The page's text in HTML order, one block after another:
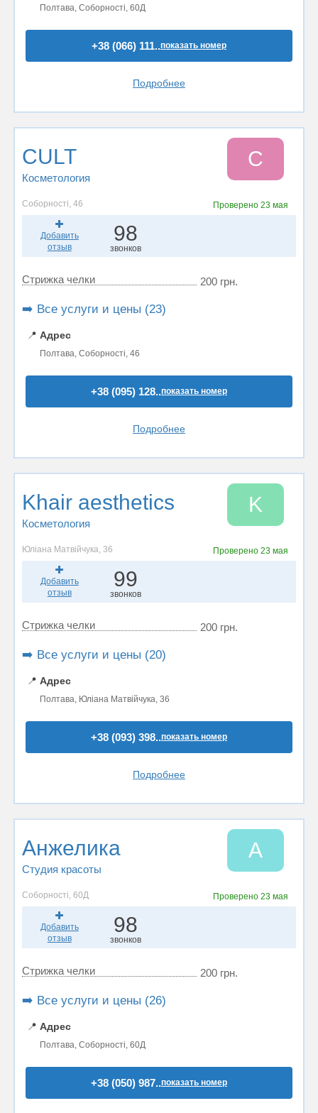
Полтава, Соборності, 60Д
+38 (066) 111..показать номер
Подробнее
CULT
Косметология
C
Соборності, 46 Проверено 23 мая
Добавить
отзыв
98
звонков
Стрижка челки 200 грн.
➡️ Все услуги и цены (23)
📍 Адрес
Полтава, Соборності, 46
+38 (095) 128..показать номер
Подробнее
Khair aesthetics
Косметология
K
Юліана Матвійчука, 36 Проверено 23 мая
Добавить
отзыв
99
звонков
Стрижка челки 200 грн.
➡️ Все услуги и цены (20)
📍 Адрес
Полтава, Юліана Матвійчука, 36
+38 (093) 398..показать номер
Подробнее
Анжелика
Студия красоты
А
Соборності, 60Д Проверено 23 мая
Добавить
отзыв
98
звонков
Стрижка челки 200 грн.
➡️ Все услуги и цены (26)
📍 Адрес
Полтава, Соборності, 60Д
+38 (050) 987..показать номер